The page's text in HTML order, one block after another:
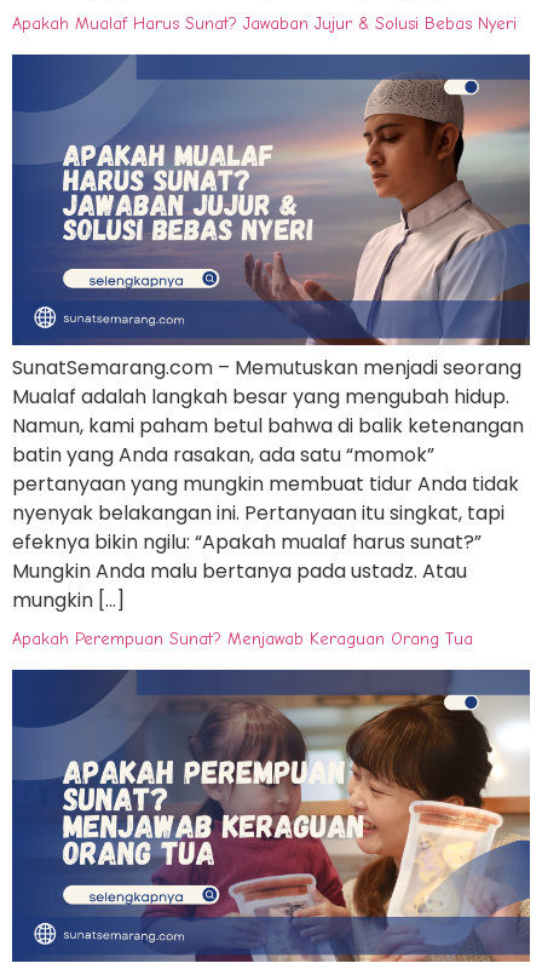
Apakah Mualaf Harus Sunat? Jawaban Jujur & Solusi Bebas Nyeri
SunatSemarang.com – Memutuskan menjadi seorang
Mualaf adalah langkah besar yang mengubah hidup.
Namun, kami paham betul bahwa di balik ketenangan
batin yang Anda rasakan, ada satu “momok”
pertanyaan yang mungkin membuat tidur Anda tidak
nyenyak belakangan ini. Pertanyaan itu singkat, tapi
efeknya bikin ngilu: “Apakah mualaf harus sunat?”
Mungkin Anda malu bertanya pada ustadz. Atau
mungkin […]
Apakah Perempuan Sunat? Menjawab Keraguan Orang Tua